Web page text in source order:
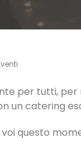
per tutti, per
un catering
questo